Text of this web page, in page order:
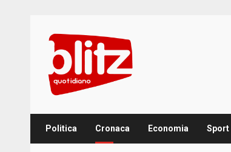
content
Politica Cronaca Economia Sport